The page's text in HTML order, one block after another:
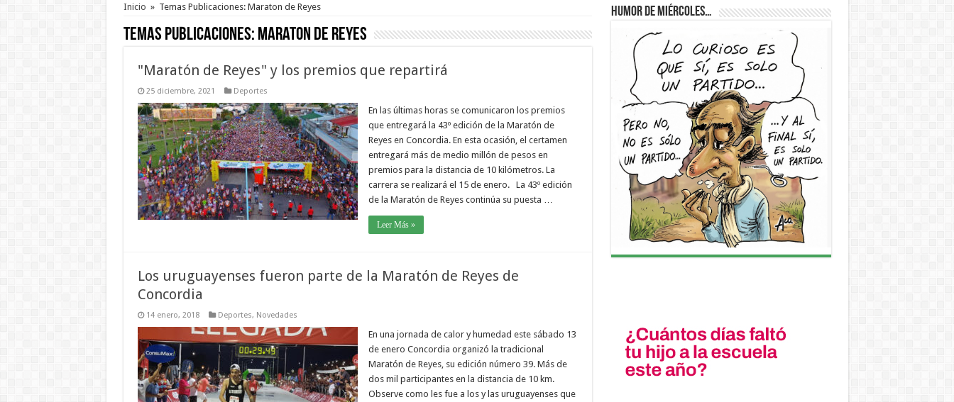
Inicio » Temas Publicaciones: Maraton de Reyes
Temas Publicaciones: Maraton de Reyes
"Maratón de Reyes" y los premios que repartirá
25 diciembre, 2021 Deportes
En las últimas horas se comunicaron los premios
que entregará la 43º edición de la Maratón de
Reyes en Concordia. En esta ocasión, el certamen
entregará más de medio millón de pesos en
premios para la distancia de 10 kilómetros. La
carrera se realizará el 15 de enero. La 43º edición
de la Maratón de Reyes continúa su puesta …
Leer Más »
Los uruguayenses fueron parte de la Maratón de Reyes de
Concordia
14 enero, 2018 Deportes, Novedades
En una jornada de calor y humedad este sábado 13
de enero Concordia organizó la tradicional
Maratón de Reyes, su edición número 39. Más de
dos mil participantes en la distancia de 10 km.
Observe como les fue a los y las uruguayenses que
Humor de Miércoles…